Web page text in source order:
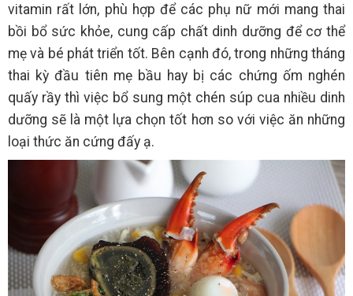
vitamin rất lớn, phù hợp để các phụ nữ mới mang thai
bồi bổ sức khỏe, cung cấp chất dinh dưỡng để cơ thể
mẹ và bé phát triển tốt. Bên cạnh đó, trong những tháng
thai kỳ đầu tiên mẹ bầu hay bị các chứng ốm nghén
quấy rầy thì việc bổ sung một chén súp cua nhiều dinh
dưỡng sẽ là một lựa chọn tốt hơn so với việc ăn những
loại thức ăn cứng đấy ạ.